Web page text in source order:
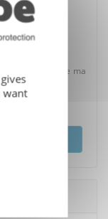
dans le cadre de ma
want